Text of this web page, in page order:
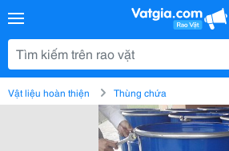
Vật liệu hoàn thiện Thùng chứa